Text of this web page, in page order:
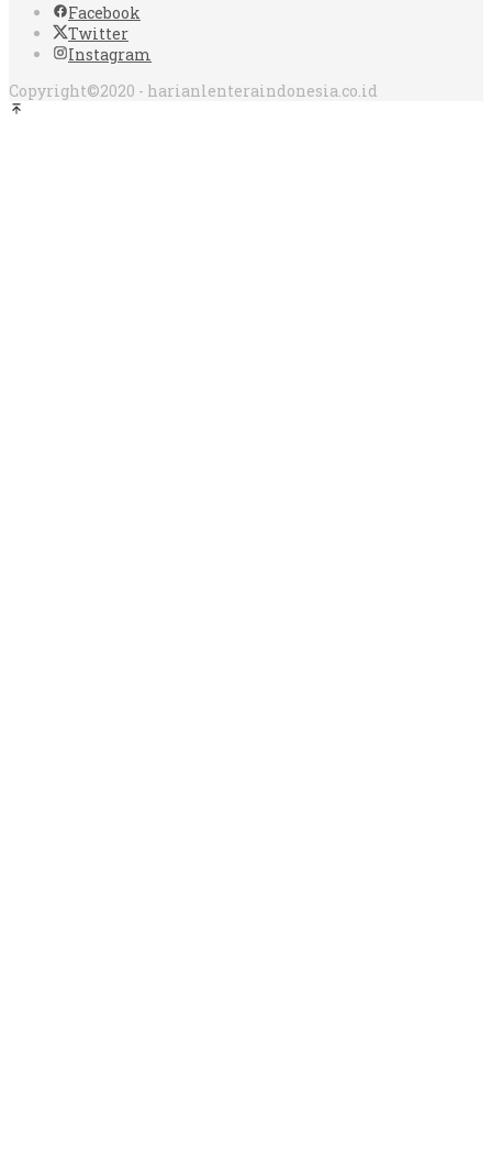
Facebook
Twitter
Instagram
Copyright©2020 - harianlenteraindonesia.co.id